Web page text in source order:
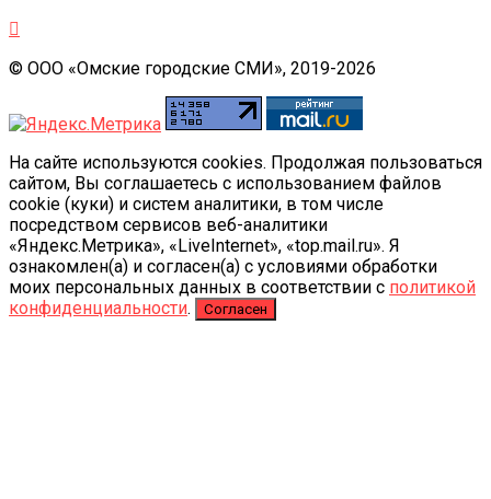
© ООО «Омские городские СМИ», 2019-2026
На сайте используются cookies. Продолжая пользоваться
сайтом, Вы соглашаетесь с использованием файлов
cookie (куки) и систем аналитики, в том числе
посредством сервисов веб-аналитики
«Яндекс.Метрика», «LiveInternet», «top.mail.ru». Я
ознакомлен(а) и согласен(а) с условиями обработки
моих персональных данных в соответствии с политикой
конфиденциальности. Согласен